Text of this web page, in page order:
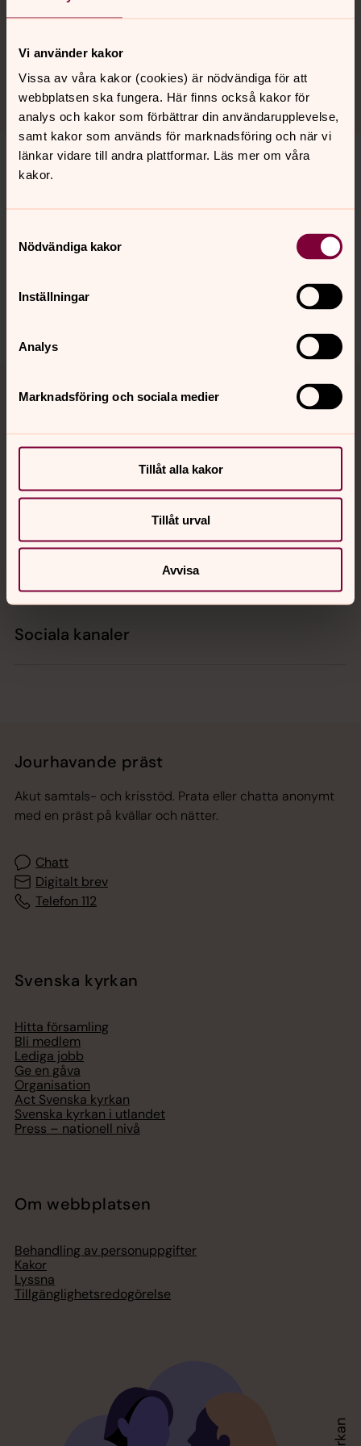
Vi använder kakor
Vissa av våra kakor (cookies) är nödvändiga för att
webbplatsen ska fungera. Här finns också kakor för
analys och kakor som förbättrar din användarupplevelse,
samt kakor som används för marknadsföring och när vi
länkar vidare till andra plattformar. Läs mer om våra
kakor.
Nödvändiga kakor
Inställningar
Analys
Marknadsföring och sociala medier
Tillåt alla kakor
Tillåt urval
Avvisa
domkyrka. Här presenteras en handfull av alla dem som
Synpunkter eller frågor på sidans
innehåll?
Dela
Kontakt
Sociala kanaler
Jourhavande präst
Akut samtals- och krisstöd. Prata eller chatta anonymt
med en präst på kvällar och nätter.
Chatt
Digitalt brev
Telefon 112
Svenska kyrkan
Hitta församling
Bli medlem
Lediga jobb
Ge en gåva
Organisation
Act Svenska kyrkan
Svenska kyrkan i utlandet
Press – nationell nivå
Om webbplatsen
Behandling av personuppgifter
Kakor
Lyssna
Tillgänglighetsredogörelse